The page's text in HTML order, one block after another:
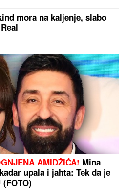
mora na kaljenje, slabo
AMIDŽIĆA! Mina
upala i jahta: Tek da je